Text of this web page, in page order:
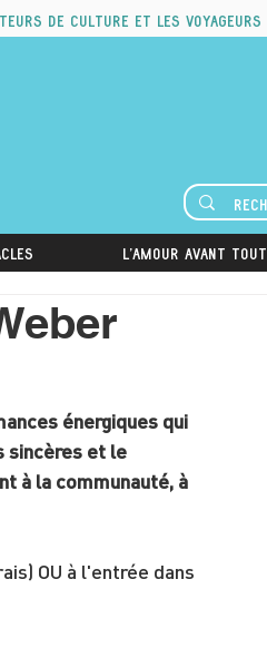
de culture et les voyageurs
L'amour avant tout
énergiques qui
sincères et le
à la communauté, à
OU à l'entrée dans